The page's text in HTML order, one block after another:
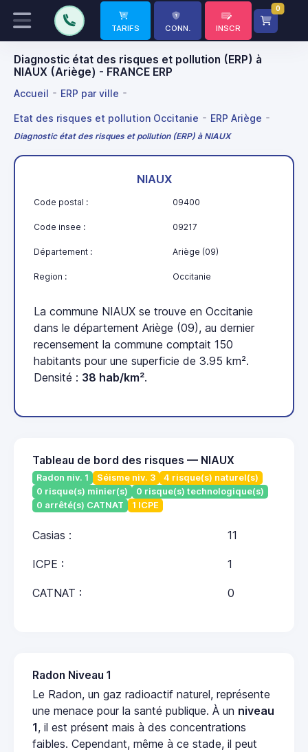
TARIFS CONN. INSCR
0
Diagnostic état des risques et pollution (ERP) à
NIAUX (Ariège) - FRANCE ERP
Accueil ERP par ville
Etat des risques et pollution Occitanie ERP Ariège
Diagnostic état des risques et pollution (ERP) à NIAUX
NIAUX
Code postal : 09400
Code insee : 09217
Département : Ariège (09)
Region : Occitanie
La commune NIAUX se trouve en Occitanie
dans le département Ariège (09), au dernier
recensement la commune comptait 150
habitants pour une superficie de 3.95 km².
Densité : 38 hab/km².
Tableau de bord des risques — NIAUX
Radon niv. 1 Séisme niv. 3
4 risque(s) naturel(s)
0 risque(s) minier(s)
0 risque(s) technologique(s)
0 arrêté(s) CATNAT
1 ICPE
Casias : 11
ICPE : 1
CATNAT : 0
Radon Niveau 1
Le Radon, un gaz radioactif naturel, représente
une menace pour la santé publique. À un niveau
1, il est présent mais à des concentrations
faibles. Cependant, même à ce stade, il peut